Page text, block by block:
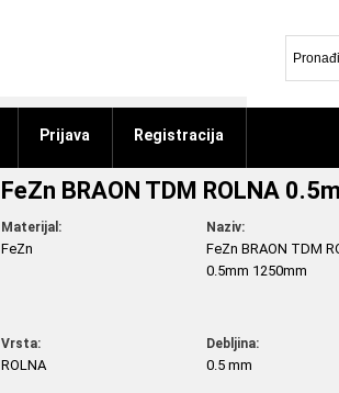
Prijava Registracija
FeZn BRAON TDM ROLNA
Materijal:
FeZn
Naziv:
FeZn BRAON TDM
0.5mm 1250mm
Vrsta:
ROLNA
Debljina:
0.5 mm